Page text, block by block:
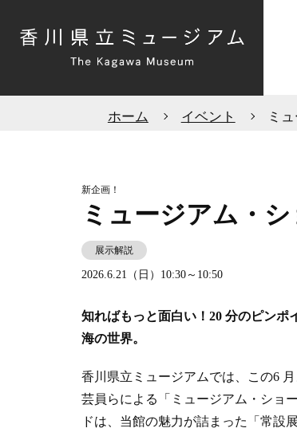
ホーム イベント ミ
新企画！
ミュージアム・
展示解説
2026.6.21（日） 10:30～10:50
知ればもっと面白い！20 分のピン
海の世界。
香川県立ミュージアムでは、この6
芸員らによる「ミュージアム・ショ
ドは、当館の魅力が詰まった「常設